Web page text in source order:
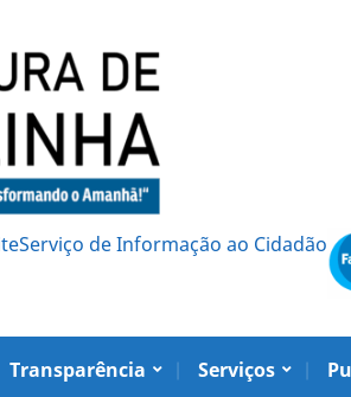
Serviço de Informação ao Cidadão
Transparência Serviços